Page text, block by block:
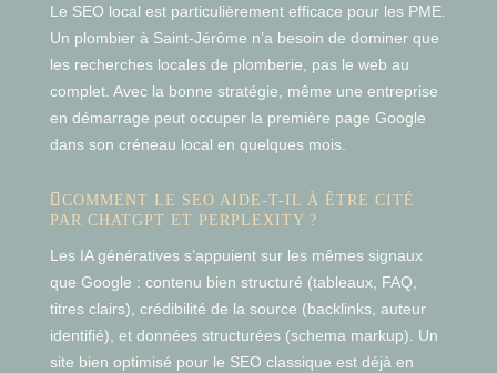
Le SEO local est particulièrement efficace pour les PME.
Un plombier à Saint-Jérôme n’a besoin de dominer que
les recherches locales de plomberie, pas le web au
complet. Avec la bonne stratégie, même une entreprise
en démarrage peut occuper la première page Google
dans son créneau local en quelques mois.
COMMENT LE SEO AIDE-T-IL À ÊTRE CITÉ
PAR CHATGPT ET PERPLEXITY ?
Les IA génératives s’appuient sur les mêmes signaux
que Google : contenu bien structuré (tableaux, FAQ,
titres clairs), crédibilité de la source (backlinks, auteur
identifié), et données structurées (schema markup). Un
site bien optimisé pour le SEO classique est déjà en